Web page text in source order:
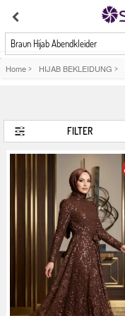
Braun Hijab Abendkleider
Home > HIJAB BEKLEIDUNG >
FILTER